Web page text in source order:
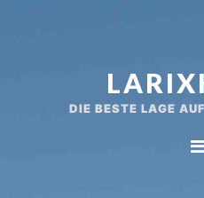
hoofdnavigatie
DIE BESTE LAGE